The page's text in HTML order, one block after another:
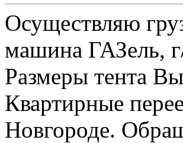
Осуществляю
машина ГАЗель,
Размеры тента
Квартирные
Новгороде.